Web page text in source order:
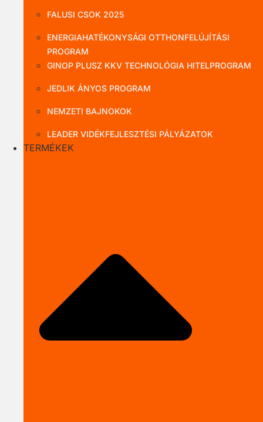
FALUSI CSOK 2025
ENERGIAHATÉKONYSÁGI OTTHONFELÚJÍTÁSI
PROGRAM
GINOP PLUSZ KKV TECHNOLÓGIA HITELPROGRAM
JEDLIK ÁNYOS PROGRAM
NEMZETI BAJNOKOK
LEADER VIDÉKFEJLESZTÉSI PÁLYÁZATOK
TERMÉKEK